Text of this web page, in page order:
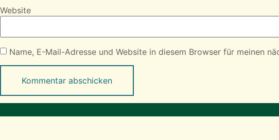
Website
Name, E-Mail-Adresse und Website in diesem Browser für meinen